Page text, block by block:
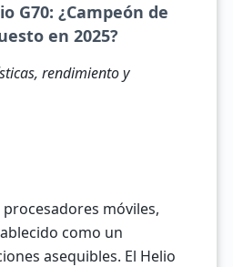
G70: ¿Campeón de
en 2025?
rendimiento y
móviles,
como un
asequibles. El Helio